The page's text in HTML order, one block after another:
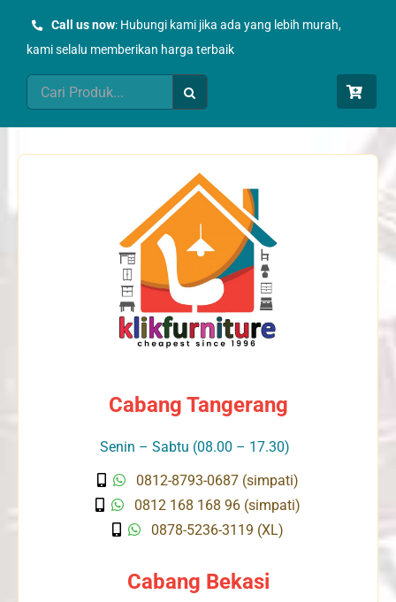
Call us now: Hubungi kami jika ada yang lebih murah,
kami selalu memberikan harga terbaik
Search
for:
Cabang Tangerang
Senin – Sabtu (08.00 – 17.30)
0812-8793-0687 (simpati)
0812 168 168 96 (simpati)
0878-5236-3119 (XL)
Cabang Bekasi